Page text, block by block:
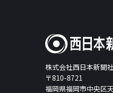
株式会社西日本新聞
〒810-8721
福岡県福岡市中央区